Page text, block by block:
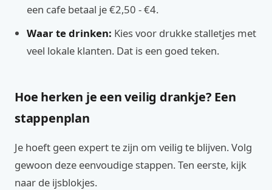
een cafe betaal je €2,50 - €4.
Waar te drinken: Kies voor drukke stalletjes met
veel lokale klanten. Dat is een goed teken.
Hoe herken je een veilig drankje? Een
stappenplan
Je hoeft geen expert te zijn om veilig te blijven. Volg
gewoon deze eenvoudige stappen. Ten eerste, kijk
naar de ijsblokjes.